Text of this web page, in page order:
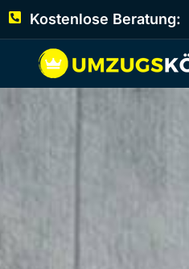
Kostenlose Beratung: